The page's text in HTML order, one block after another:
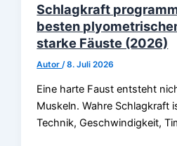
Schlagkraft
besten
starke Fäuste (2026)
Autor/8. Juli 2026
Eine harte Faust entsteht
Muskeln. Wahre Schlagkraft
Technik, Geschwindigkeit,